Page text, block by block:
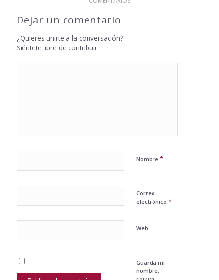
Dejar un comentario
¿Quieres unirte a la conversación?
Siéntete libre de contribuir
Nombre *
Correo
electrónico *
Web
Guarda mi
nombre,
correo